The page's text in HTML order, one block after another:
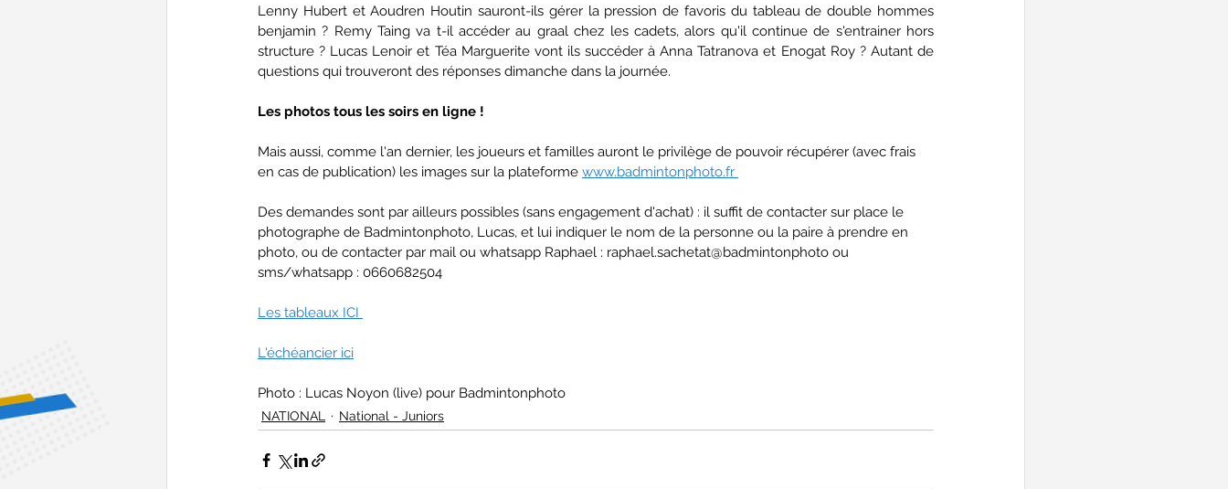
Lenny Hubert et Aoudren Houtin sauront-ils gérer la pression de favoris du tableau de double hommes
benjamin ? Remy Taing va t-il accéder au graal chez les cadets, alors qu'il continue de s'entrainer hors
structure ? Lucas Lenoir et Téa Marguerite vont ils succéder à Anna Tatranova et Enogat Roy ? Autant de
questions qui trouveront des réponses dimanche dans la journée.
Les photos tous les soirs en ligne !
Mais aussi, comme l'an dernier, les joueurs et familles auront le privilège de pouvoir récupérer (avec frais
en cas de publication) les images sur la plateforme www.badmintonphoto.fr
Des demandes sont par ailleurs possibles (sans engagement d'achat) : il suffit de contacter sur place le
photographe de Badmintonphoto, Lucas, et lui indiquer le nom de la personne ou la paire à prendre en
photo, ou de contacter par mail ou whatsapp Raphael : raphael.sachetat@badmintonphoto ou
sms/whatsapp : 0660682504
Les tableaux ICI
L'échéancier ici
Photo : Lucas Noyon (live) pour Badmintonphoto
NATIONAL National - Juniors